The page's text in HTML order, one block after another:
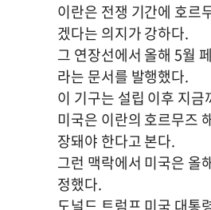
이란은 전쟁 기간에 호르
겠다는 의지가 강하다.
그 연장선에서 올해 5월
라는 문서를 발행했다.
이 기구는 설립 이후 지
미국은 이란의 호르무즈
장돼야 한다고 본다.
그런 맥락에서 미국은 올
정했다.
도널드 트럼프 미국 대